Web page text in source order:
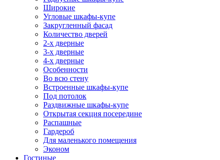
Широкие
Угловые шкафы-купе
Закругленный фасад
Количество дверей
2-х дверные
3-х дверные
4-х дверные
Особенности
Во всю стену
Встроенные шкафы-купе
Под потолок
Раздвижные шкафы-купе
Открытая секция посередине
Распашные
Гардероб
Для маленького помещения
Эконом
Гостиные